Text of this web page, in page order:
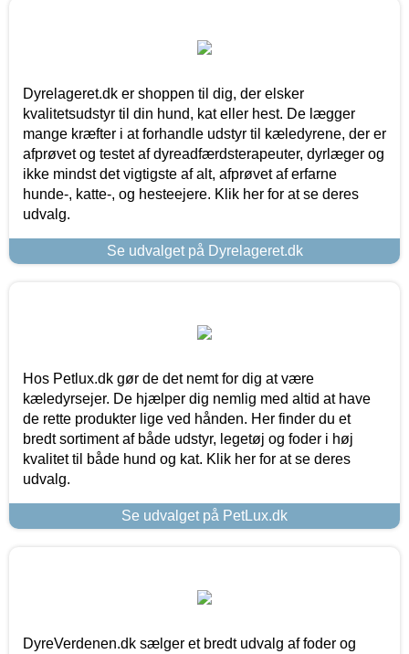
Dyrelageret.dk er shoppen til dig, der elsker
kvalitetsudstyr til din hund, kat eller hest. De lægger
mange kræfter i at forhandle udstyr til kæledyrene, der er
afprøvet og testet af dyreadfærdsterapeuter, dyrlæger og
ikke mindst det vigtigste af alt, afprøvet af erfarne
hunde-, katte-, og hesteejere. Klik her for at se deres
udvalg.
Se udvalget på Dyrelageret.dk
Hos Petlux.dk gør de det nemt for dig at være
kæledyrsejer. De hjælper dig nemlig med altid at have
de rette produkter lige ved hånden. Her finder du et
bredt sortiment af både udstyr, legetøj og foder i høj
kvalitet til både hund og kat. Klik her for at se deres
udvalg.
Se udvalget på PetLux.dk
DyreVerdenen.dk sælger et bredt udvalg af foder og